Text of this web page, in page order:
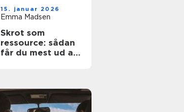
15. januar 2026
Emma Madsen
Skrot som
ressource: sådan
får du mest ud af